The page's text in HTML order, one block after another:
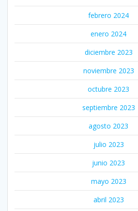
febrero 2024
enero 2024
diciembre 2023
noviembre 2023
octubre 2023
septiembre 2023
agosto 2023
julio 2023
junio 2023
mayo 2023
abril 2023